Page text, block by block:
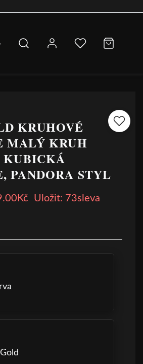
KRUHOVÉ
MALÝ KRUH
KUBICKÁ
PANDORA STYL
Uložit: 73sleva